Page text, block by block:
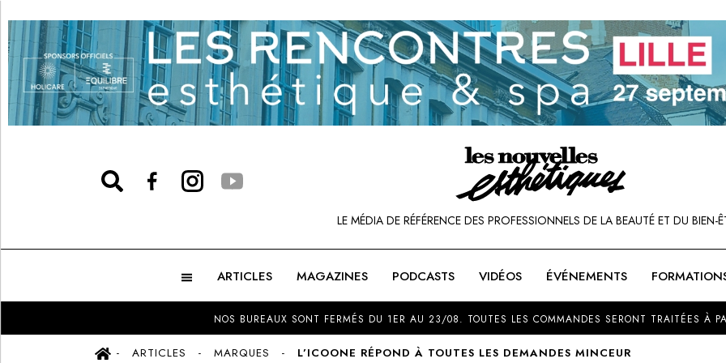
LE MÉDIA DE RÉFÉRENCE DES PROFESSIONNELS DE LA BEAUTÉ ET DU BIEN-
ARTICLES MAGAZINES PODCASTS VIDÉOS ÉVÉNEMENTS
NOS BUREAUX SONT FERMÉS DU 1ER AU 23/08. TOUTES LES COMMANDES SERONT TRAITÉES À
ARTICLES MARQUES L’ICOONE RÉPOND À TOUTES LES DEMANDES MINCEUR